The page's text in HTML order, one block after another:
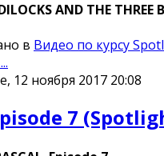
AND THE THREE
в Видео по курсу
12 ноября 2017 20:08
7